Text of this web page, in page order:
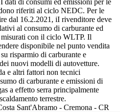
riferiti al ciclo NEDC. Per le
dal 16.2.2021, iI rivenditore deve
al consumo di carburante ed
con il ciclo WLTP. Il
disponibile nel punto vendita
risparmio di carburante e
nuovi modelli di autovetture.
e altri fattori non tecnici
di carburante e emissioni di
a effetto serra principalmente
terrestre.
Sant'Abramo - Cremona - CR